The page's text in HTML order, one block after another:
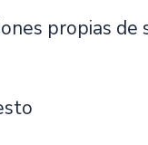
propias de